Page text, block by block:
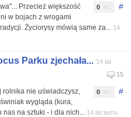
#
0
Przecież większość
w bojach z wrogami
Życiorysy mówią same za... 14
Parku zjechała... 14 lat
15
#
0
rolnika nie uświadczysz,
wygląda (kura,
nas na sztuki - i dla nich... 14 lat temu